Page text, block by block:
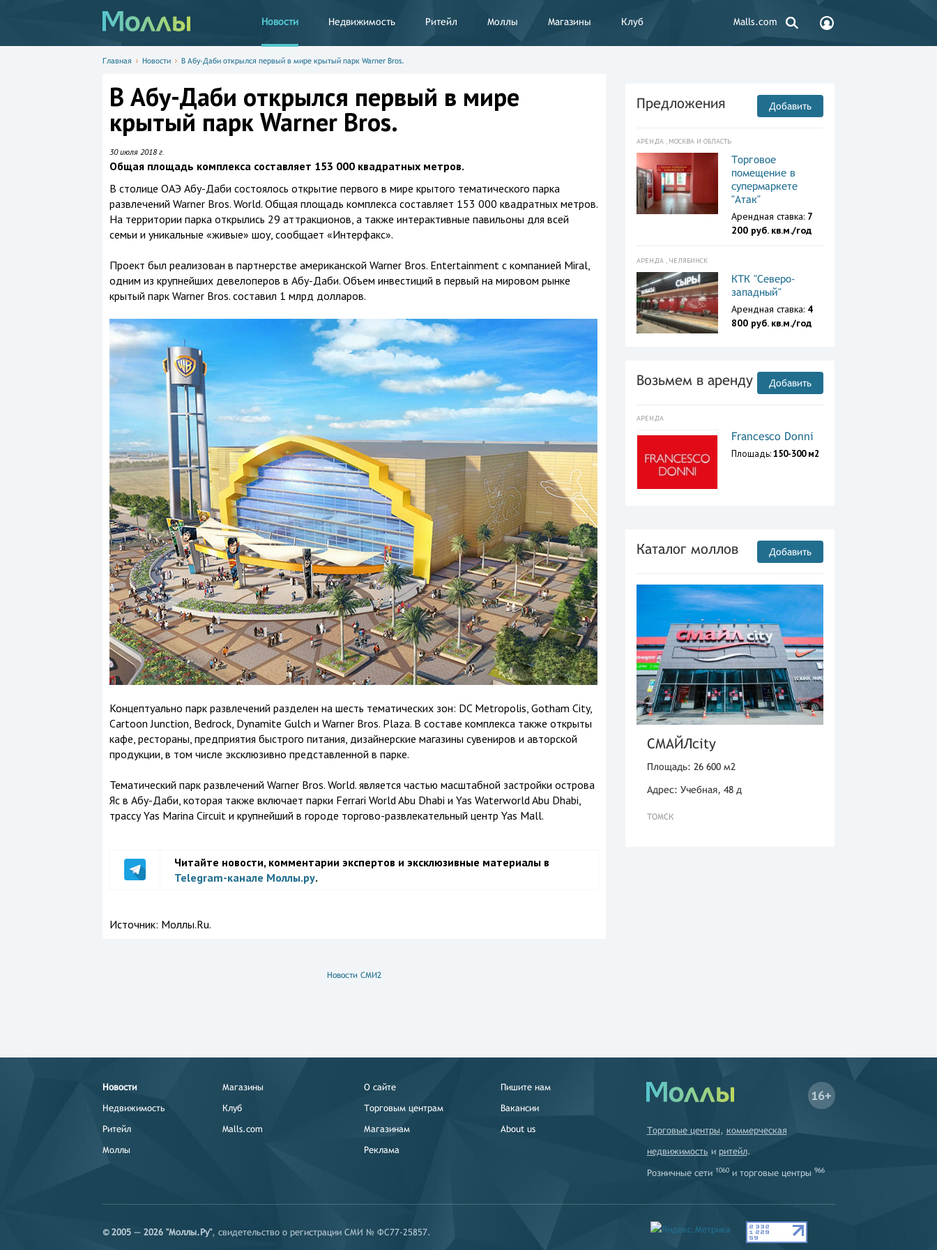
Новости Недвижимость Ритейл Моллы Магазины Клуб Malls.com
Главная Новости В Абу-Даби открылся первый в мире крытый парк Warner Bros.
В Абу-Даби открылся первый в мире
крытый парк Warner Bros.
30 июля 2018 г.
Общая площадь комплекса составляет 153 000 квадратных метров.
В столице ОАЭ Абу-Даби состоялось открытие первого в мире крытого тематического парка
развлечений Warner Bros. World. Общая площадь комплекса составляет 153 000 квадратных метров.
На территории парка открылись 29 аттракционов, а также интерактивные павильоны для всей
семьи и уникальные «живые» шоу, сообщает «Интерфакс».
Проект был реализован в партнерстве американской Warner Bros. Entertainment с компанией Miral,
одним из крупнейших девелоперов в Абу-Даби. Объем инвестиций в первый на мировом рынке
крытый парк Warner Bros. составил 1 млрд долларов.
Концептуально парк развлечений разделен на шесть тематических зон: DC Metropolis, Gotham City,
Cartoon Junction, Bedrock, Dynamite Gulch и Warner Bros. Plaza. В составе комплекса также открыты
кафе, рестораны, предприятия быстрого питания, дизайнерские магазины сувениров и авторской
продукции, в том числе эксклюзивно представленной в парке.
Тематический парк развлечений Warner Bros. World. является частью масштабной застройки острова
Яс в Абу-Даби, которая также включает парки Ferrari World Abu Dhabi и Yas Waterworld Abu Dhabi,
трассу Yas Marina Circuit и крупнейший в городе торгово-развлекательный центр Yas Mall.
Читайте новости, комментарии экспертов и эксклюзивные материалы в
Telegram-канале Моллы.ру.
Источник: Моллы.Ru.
Новости СМИ2
Предложения Добавить
АРЕНДА , МОСКВА И ОБЛАСТЬ
Торговое
помещение в
супермаркете
"Атак"
Арендная ставка: 7
200 руб. кв.м./год
АРЕНДА , ЧЕЛЯБИНСК
КТК "Северо-
западный"
Арендная ставка: 4
800 руб. кв.м./год
Возьмем в аренду Добавить
АРЕНДА
Francesco Donni
Площадь:150-300 м2
Каталог моллов Добавить
СМАЙЛcity
Площадь: 26 600 м2
Адрес: Учебная, 48 д
ТОМСК
Новости
Недвижимость
Ритейл
Моллы
Магазины
Клуб
Malls.com
О сайте
Торговым центрам
Магазинам
Реклама
Пишите нам
Вакансии
About us
16+
Торговые центры, коммерческая
недвижимость и ритейл.
Розничные сети 1060и торговые центры 966
© 2005 — 2026 "Моллы.Ру", свидетельство о регистрации СМИ № ФС77-25857.